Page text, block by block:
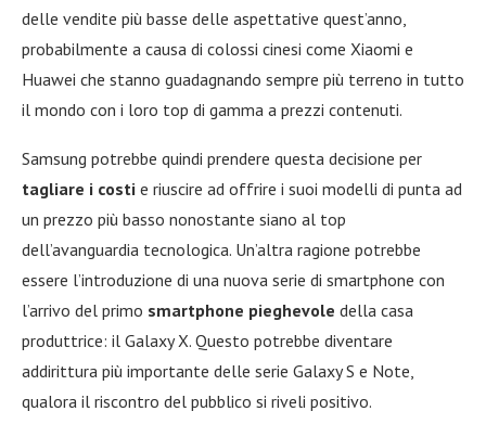
delle vendite più basse delle aspettative quest’anno,
probabilmente a causa di colossi cinesi come Xiaomi e
Huawei che stanno guadagnando sempre più terreno in tutto
il mondo con i loro top di gamma a prezzi contenuti.
Samsung potrebbe quindi prendere questa decisione per
tagliare i costi e riuscire ad offrire i suoi modelli di punta ad
un prezzo più basso nonostante siano al top
dell’avanguardia tecnologica. Un’altra ragione potrebbe
essere l’introduzione di una nuova serie di smartphone con
l’arrivo del primo smartphone pieghevole della casa
produttrice: il Galaxy X. Questo potrebbe diventare
addirittura più importante delle serie Galaxy S e Note,
qualora il riscontro del pubblico si riveli positivo.